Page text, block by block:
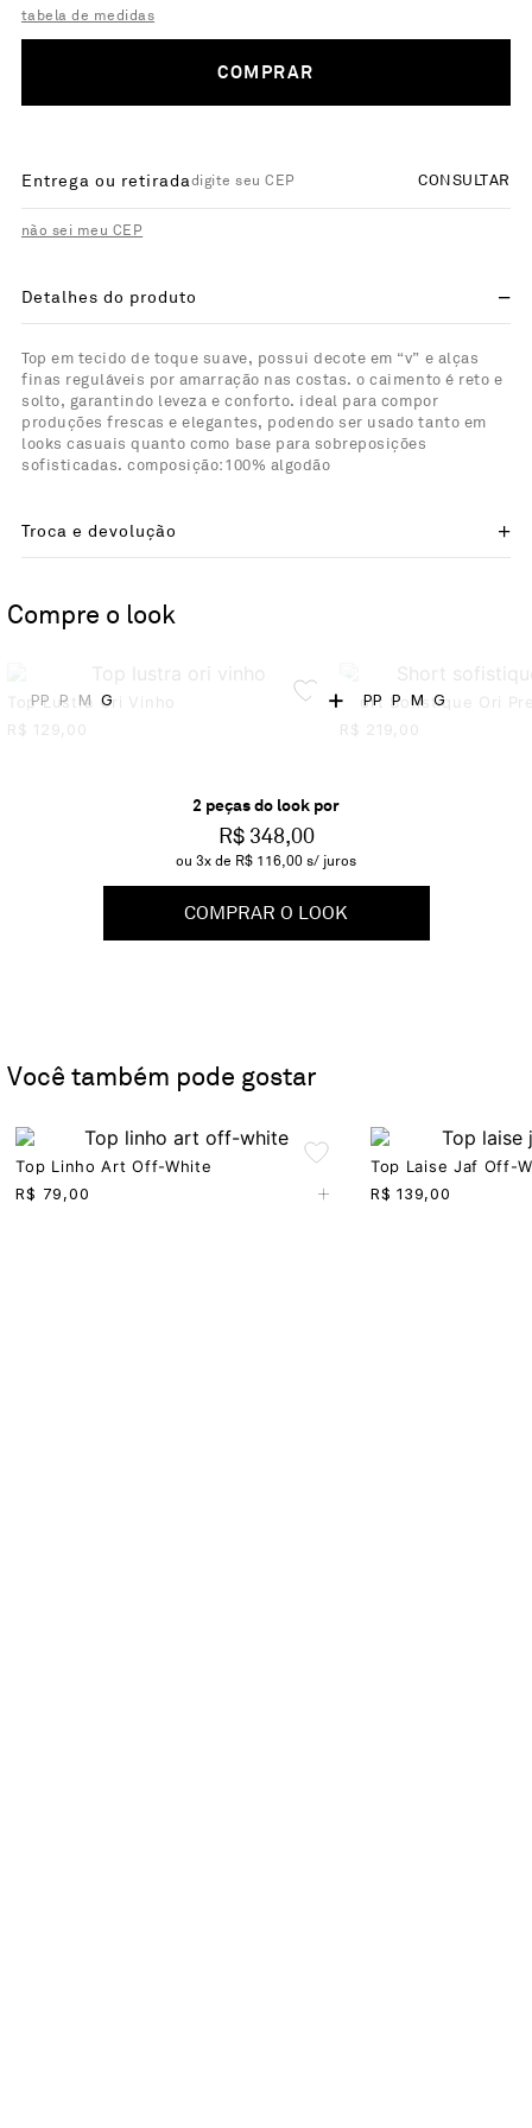
tabela de medidas
COMPRAR
Entrega ou retirada CONSULTAR
não sei meu CEP
Detalhes do produto
Top em tecido de toque suave, possui decote em “v” e alças
finas reguláveis por amarração nas costas. o caimento é reto e
solto, garantindo leveza e conforto. ideal para compor
produções frescas e elegantes, podendo ser usado tanto em
looks casuais quanto como base para sobreposições
sofisticadas. composição:100% algodão
Troca e devolução
Compre o look
+
Top Lustra Ori Vinho
R$ 129,00
PP P M G
Short Sofistique Ori
R$
219,00
PP P M G
2 peçasdo look por
R$ 348,00
ou 3x de R$ 116,00 s/ juros
COMPRAR O LOOK
Você também pode gostar
Top Linho Art Off-White
+
R$ 79,00
Top Laise Jaf Off-
R$ 139,00